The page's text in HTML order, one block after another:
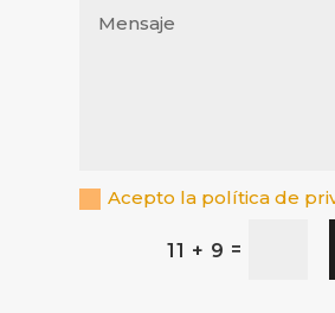
Acepto la política de
11 + 9 =